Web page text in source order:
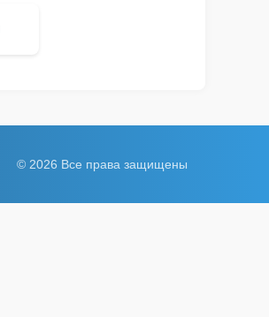
© 2026 Все права защищены